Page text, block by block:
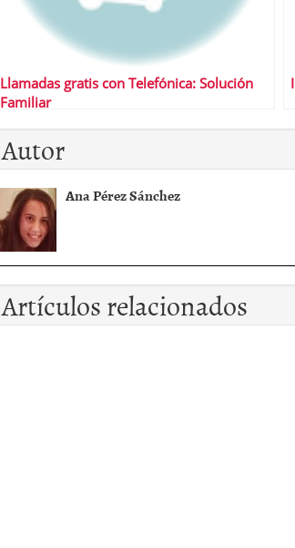
Llamadas gratis con Telefónica: Solución
Familiar
Autor
Ana Pérez Sánchez
Artículos relacionados